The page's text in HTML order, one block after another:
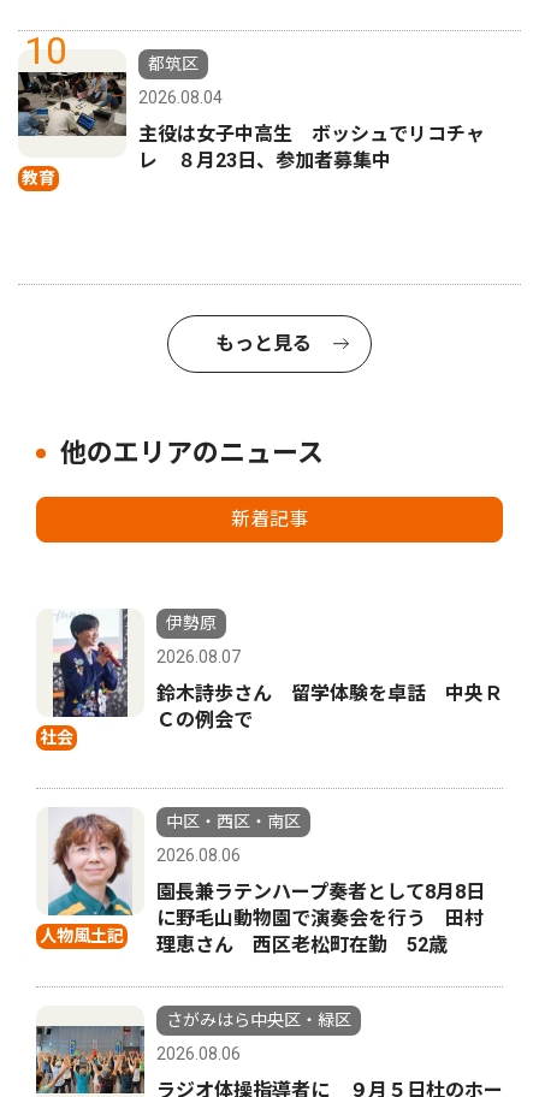
10
教育
都筑区
2026.08.04
主役は女子中高生 ボッシュでリコチャ
レ ８月23日、参加者募集中
もっと見る
他のエリアのニュース
新着記事
社会
伊勢原
2026.08.07
鈴木詩歩さん 留学体験を卓話 中央Ｒ
Ｃの例会で
人物風土記
中区・西区・南区
2026.08.06
園長兼ラテンハープ奏者として8月8日
に野毛山動物園で演奏会を行う 田村
理恵さん 西区老松町在勤 52歳
さがみはら中央区・緑区
2026.08.06
ラジオ体操指導者に ９月５日杜のホー